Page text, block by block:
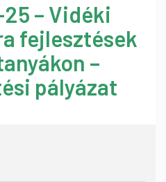
– Vidéki
fejlesztések
–
pályázat